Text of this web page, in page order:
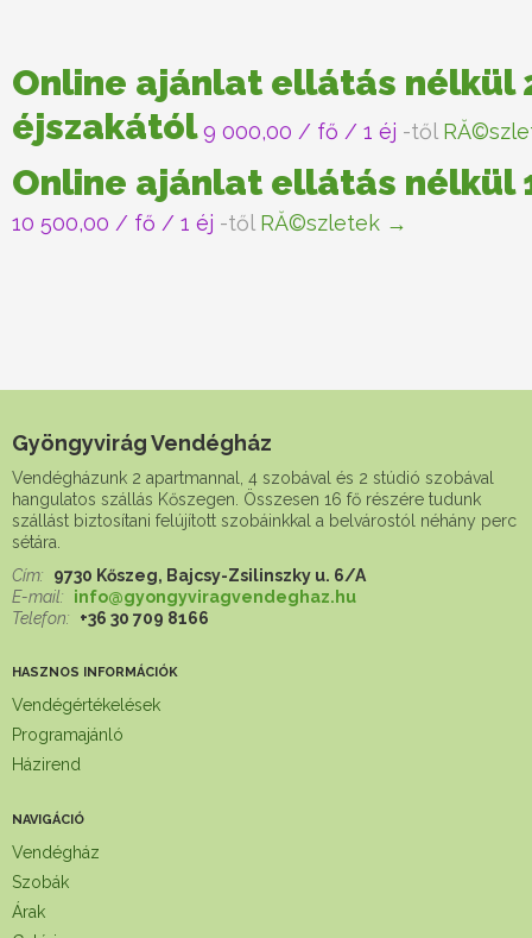
Online ajánlat ellátás nélkül
éjszakától 9 000,00 / fő / 1 éj -től
Online ajánlat ellátás nélkül
10 500,00 / fő / 1 éj -től RĂ©szletek →
Gyöngyvirág Vendégház
Vendégházunk 2 apartmannal, 4 szobával és 2 stúdió szobával
hangulatos szállás Kőszegen. Összesen 16 fő részére tudunk
szállást biztosítani felújított szobáinkkal a belvárostól néhány perc
sétára.
Cím:
9730 Kőszeg, Bajcsy-Zsilinszky u. 6/A
E-mail:
info@gyongyviragvendeghaz.hu
Telefon:
+36 30 709 8166
HASZNOS INFORMÁCIÓK
Vendégértékelések
Programajánló
Házirend
NAVIGÁCIÓ
Vendégház
Szobák
Árak